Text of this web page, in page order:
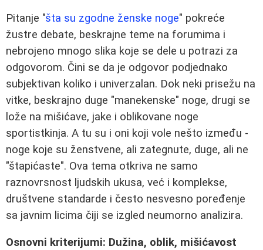
Pitanje "šta su zgodne ženske noge" pokreće
žustre debate, beskrajne teme na forumima i
nebrojeno mnogo slika koje se dele u potrazi za
odgovorom. Čini se da je odgovor podjednako
subjektivan koliko i univerzalan. Dok neki prisežu na
vitke, beskrajno duge "manekenske" noge, drugi se
lože na mišićave, jake i oblikovane noge
sportistkinja. A tu su i oni koji vole nešto između -
noge koje su ženstvene, ali zategnute, duge, ali ne
"štapićaste". Ova tema otkriva ne samo
raznovrsnost ljudskih ukusa, već i komplekse,
društvene standarde i često nesvesno poređenje
sa javnim licima čiji se izgled neumorno analizira.
Osnovni kriterijumi: Dužina, oblik, mišićavost